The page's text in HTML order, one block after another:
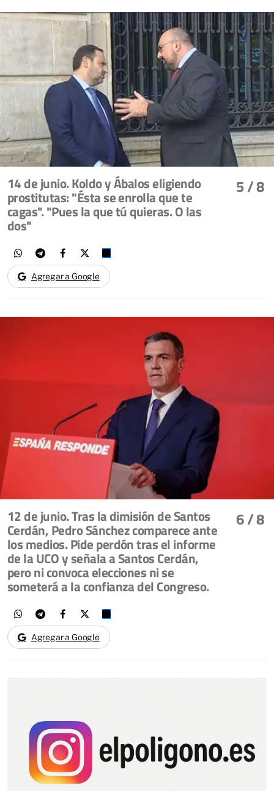
5/ 8
14 de junio. Koldo y Ábalos eligiendo
prostitutas: "Ésta se enrolla que te
cagas". "Pues la que tú quieras. O las
dos"
Agregar a Google
6/ 8
12 de junio. Tras la dimisión de Santos
Cerdán, Pedro Sánchez comparece ante
los medios. Pide perdón tras el informe
de la UCO y señala a Santos Cerdán,
pero ni convoca elecciones ni se
someterá a la confianza del Congreso.
Agregar a Google